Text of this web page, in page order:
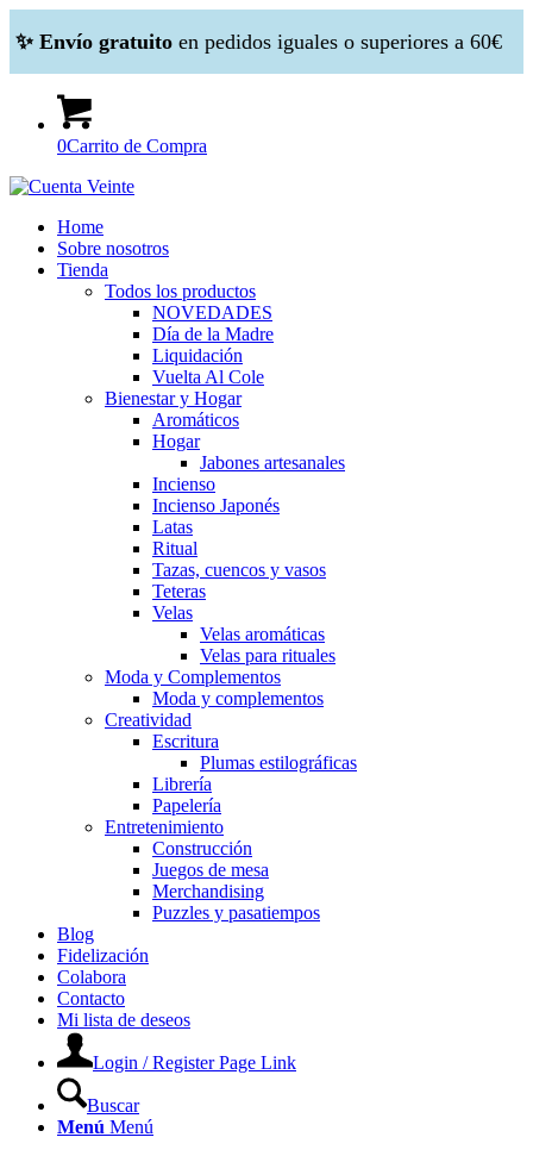
✨ Envío gratuito en pedidos iguales o superiores a 60€
0Carrito de Compra
Home
Sobre nosotros
Tienda
Todos los productos
NOVEDADES
Día de la Madre
Liquidación
Vuelta Al Cole
Bienestar y Hogar
Aromáticos
Hogar
Jabones artesanales
Incienso
Incienso Japonés
Latas
Ritual
Tazas, cuencos y vasos
Teteras
Velas
Velas aromáticas
Velas para rituales
Moda y Complementos
Moda y complementos
Creatividad
Escritura
Plumas estilográficas
Librería
Papelería
Entretenimiento
Construcción
Juegos de mesa
Merchandising
Puzzles y pasatiempos
Blog
Fidelización
Colabora
Contacto
Mi lista de deseos
Login / Register Page Link
Buscar
Menú Menú